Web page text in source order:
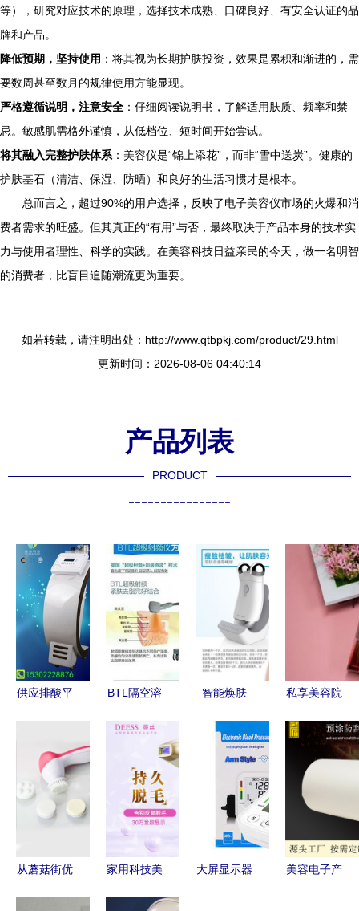
等），研究对应技术的原理，选择技术成熟、口碑良好、有安全认证的品
牌和产品。
降低预期，坚持使用 ：将其视为长期护肤投资，效果是累积和渐进的，需
要数周甚至数月的规律使用方能显现。
严格遵循说明，注意安全 ：仔细阅读说明书，了解适用肤质、频率和禁
忌。敏感肌需格外谨慎，从低档位、短时间开始尝试。
将其融入完整护肤体系 ：美容仪是“锦上添花”，而非“雪中送炭”。健康的
护肤基石（清洁、保湿、防晒）和良好的生活习惯才是根本。
总而言之，超过90%的用户选择，反映了电子美容仪市场的火爆和消
费者需求的旺盛。但其真正的“有用”与否，最终取决于产品本身的技术实
力与使用者理性、科学的实践。在美容科技日益亲民的今天，做一名明智
的消费者，比盲目追随潮流更为重要。
如若转载，请注明出处：http://www.qtbpkj.com/product/29.html
更新时间：2026-08-06 04:40:14
产品列表
PRODUCT
----------------
供应排酸平
容院健康新
蓝海
BTL隔空溶
市场价格深
度调查
智能焕肤
的神奇魅力
与职场从容
私享美容院
探寻顶级电
子美容仪品
从蘑菇街优
家用科技美
大屏显示器
美容电子产